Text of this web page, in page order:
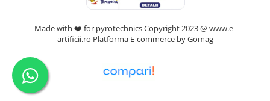
Made with ❤️ for pyrotechnics Copyright 2023 @ www.e-
artificii.ro Platforma E-commerce by Gomag